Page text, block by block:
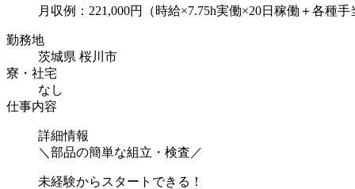
月収例：221,000円（時給×7.75h実働×20日稼働＋各種手
勤務地
茨城県 桜川市
寮・社宅
なし
仕事内容
詳細情報
＼部品の簡単な組立・検査／
未経験からスタートできる！